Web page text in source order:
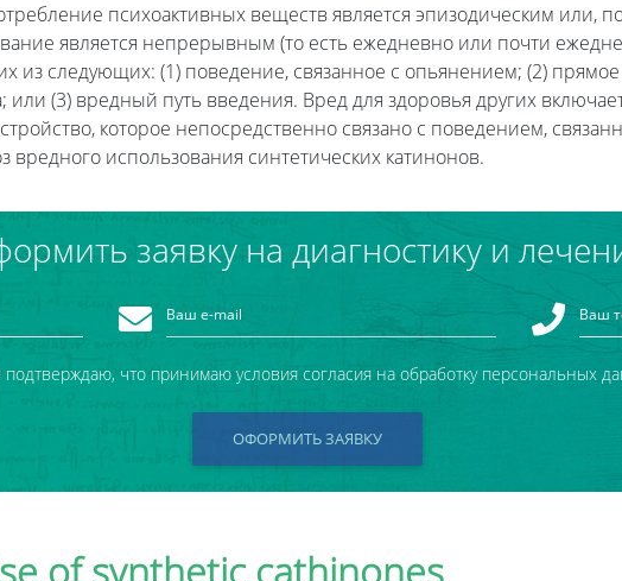
психоактивных веществ является эпизодическим или,
является непрерывным (то есть ежедневно или почти
из следующих: (1) поведение, связанное с опьянением; (2)
или (3) вредный путь введения. Вред для здоровья других
которое непосредственно связано с поведением,
вредного использования синтетических катинонов.
заявку на диагностику и
подтверждаю, что принимаю условия согласия на обработку персональных
ОФОРМИТЬ ЗАЯВКУ